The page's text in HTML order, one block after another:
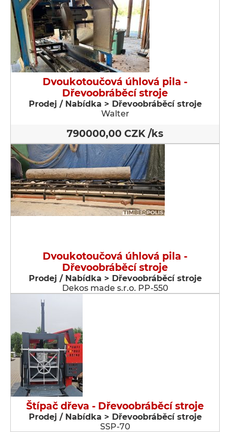
Dvoukotoučová úhlová pila -
Dřevoobráběcí stroje
Prodej / Nabídka > Dřevoobráběcí stroje
Walter
790000,00 CZK /ks
Dvoukotoučová úhlová pila -
Dřevoobráběcí stroje
Prodej / Nabídka > Dřevoobráběcí stroje
Dekos made s.r.o. PP-550
Štípač dřeva - Dřevoobráběcí stroje
Prodej / Nabídka > Dřevoobráběcí stroje
SSP-70